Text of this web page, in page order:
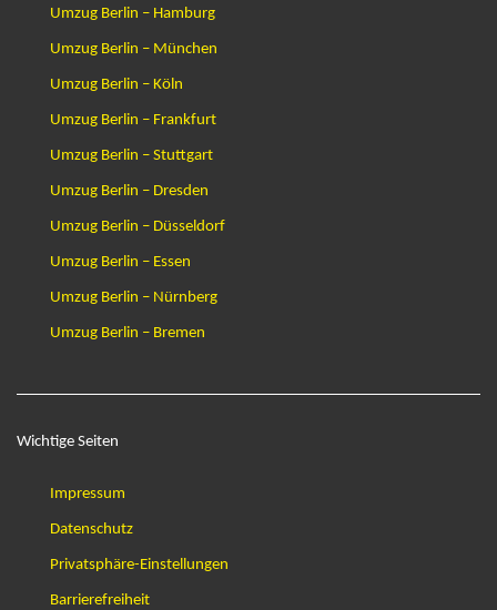
Umzug Berlin – Hamburg
Umzug Berlin – München
Umzug Berlin – Köln
Umzug Berlin – Frankfurt
Umzug Berlin – Stuttgart
Umzug Berlin – Dresden
Umzug Berlin – Düsseldorf
Umzug Berlin – Essen
Umzug Berlin – Nürnberg
Umzug Berlin – Bremen
Wichtige Seiten
Impressum
Datenschutz
Privatsphäre-Einstellungen
Barrierefreiheit